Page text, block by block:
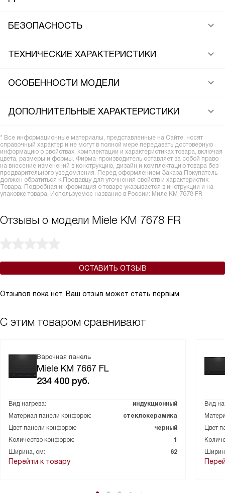
БЕЗОПАСНОСТЬ
ТЕХНИЧЕСКИЕ ХАРАКТЕРИСТИКИ
ОСОБЕННОСТИ МОДЕЛИ
ДОПОЛНИТЕЛЬНЫЕ ХАРАКТЕРИСТИКИ
* Все информационные материалы, представленные на Сайте, носят
справочный характер и не могут в полной мере передавать достоверную
информацию о свойствах, комплектации и характеристиках товара, включая
цвета, размеры и формы. Фирма-производитель оставляет за собой право
на внесение изменений в конструкцию, дизайн и комплектацию товара без
предварительного уведомления. Перед оформлением Заказа Покупатель
должен обратиться к Продавцу для уточнения свойств и характеристик
Товара. Подробная информация о товаре указывается в инструкции и на
упаковке товара. Используемое название в России: Миле KM 7678 FR
Отзывы о модели Miele KM 7678 FR
ОСТАВИТЬ ОТЗЫВ
Отзывов пока нет, Ваш отзыв может стать первым.
С этим товаром сравнивают
Варочная панель
Miele KM 7667 FL
234 400 руб.
Вид нагрева:
индукционный
Материал панели конфорок:
стеклокерамика
Цвет панели конфорок:
черный
Количество конфорок:
1
Ширина, см:
62
Перейти к товару
Вид
Цвет